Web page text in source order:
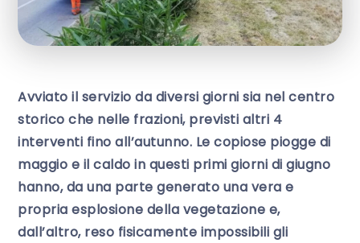
Avviato il servizio da diversi giorni sia nel centro
storico che nelle frazioni, previsti altri 4
interventi fino all’autunno. Le copiose piogge di
maggio e il caldo in questi primi giorni di giugno
hanno, da una parte generato una vera e
propria esplosione della vegetazione e,
dall’altro, reso fisicamente impossibili gli